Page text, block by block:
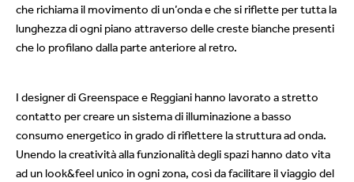
che richiama il movimento di un’onda e che si riflette per tutta la
lunghezza di ogni piano attraverso delle creste bianche presenti
che lo profilano dalla parte anteriore al retro.
I designer di Greenspace e Reggiani hanno lavorato a stretto
contatto per creare un sistema di illuminazione a basso
consumo energetico in grado di riflettere la struttura ad onda.
Unendo la creatività alla funzionalità degli spazi hanno dato vita
ad un look&feel unico in ogni zona, così da facilitare il viaggio del